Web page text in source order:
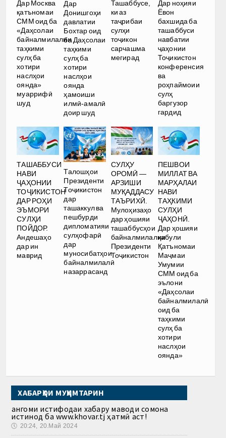
Дар Москва
қатъномаи
СММ оид ба
«Даҳсолаи
байналмилалии
таҳкими
сулҳ ба
хотири
наслҳои
оянда»
муаррифӣ
шуд
Дар
Донишгоҳи
давлатии
Бохтар оид
ба Даҳсолаи
таҳкими
сулҳ ба
хотири
наслҳои
оянда
ҳамоиши
илмӣ-амалӣ
доир шуд
Ташаббусе,
ки аз
таҷрибаи
сулҳи
тоҷикон
сарчашма
мегирад
Дар ноҳияи
Ёвон
бахшида ба
ташаббуси
навбатии
ҷаҳонии
Тоҷикистон
конференсия
ва
роҳпаймоии
сулҳ
баргузор
гардид
ТАШАББУСИ
НАВИ
ҶАҲОНИИ
ТОҶИКИСТОН
ДАР РОҲИ
ЭЪМОРИ
СУЛҲИ
ПОЙДОР.
Андешаҳо
дар ин
маврид
Талошҳои
Президенти
Тоҷикистон
дар
ташаккул ва
пешбурди
дипломатияи
сулҳофарӣ
дар
муносибатҳои
байналмилалӣ
назаррасанд
СУЛҲУ
ОРОМӢ —
АРЗИШИ
МУҚАДДАСУ
ТАЪРИХӢ.
Мулоҳизаҳо
дар ҳошияи
ташаббусҳои
байналмилалии
Президенти
Тоҷикистон
ПЕШВОИ
МИЛЛАТ ВА
МАРҲАЛАИ
НАВИ
ТАҲКИМИ
СУЛҲИ
ҶАҲОНӢ.
Дар ҳошияи
қабули
Қатъномаи
Маҷмаи
Умумии
СММ оид ба
эълони
«Даҳсолаи
байналмилалӣ
оид ба
таҳкими
сулҳ ба
хотири
наслҳои
оянда»
ХАБАРҲОИ МУҲИМТАРИН
Ҳангоми истифодаи хабару маводи сомона
истинод ба www.khovar.tj ҳатмӣ аст!
🕔 20:24, 20.Май 2024